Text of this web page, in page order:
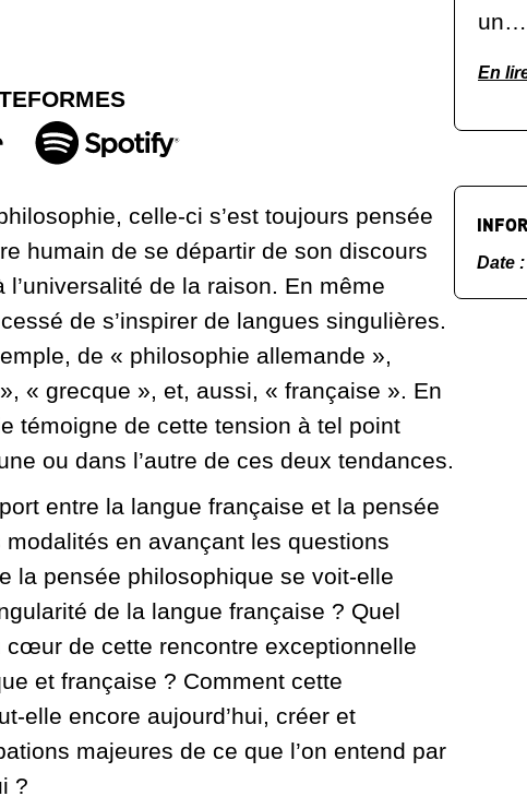
celle-ci s’est toujours pensée
humain de se départir de son discours
de la raison. En même
de s’inspirer de langues singulières.
de « philosophie allemande »,
« grecque », et, aussi, « française ». En
témoigne de cette tension à tel point
ou dans l’autre de ces deux tendances.
entre la langue française et la pensée
en avançant les questions
la pensée philosophique se voit-elle
de la langue française ? Quel
de cette rencontre exceptionnelle
et française ? Comment cette
elle encore aujourd’hui, créer et
majeures de ce que l’on entend par
?
un…
En
Date :